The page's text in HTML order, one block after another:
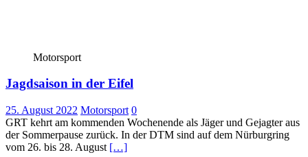
Motorsport
Jagdsaison in der Eifel
25. August 2022 Motorsport 0
GRT kehrt am kommenden Wochenende als Jäger und Gejagter aus
der Sommerpause zurück. In der DTM sind auf dem Nürburgring
vom 26. bis 28. August […]